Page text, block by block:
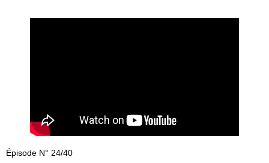
Épisode N° 24/40